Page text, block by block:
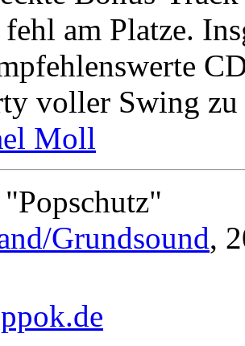
am Platze.
voller Swing
Moll
Grundsound,